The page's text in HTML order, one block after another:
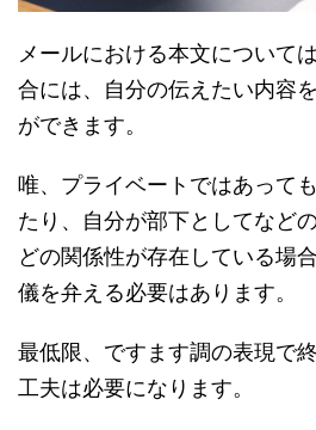
メールにおける本文について
合には、自分の伝えたい内容
ができます。
唯、プライベートではあって
たり、自分が部下としてなど
どの関係性が存在している場
儀を弁える必要はあります。
最低限、ですます調の表現で
工夫は必要になります。